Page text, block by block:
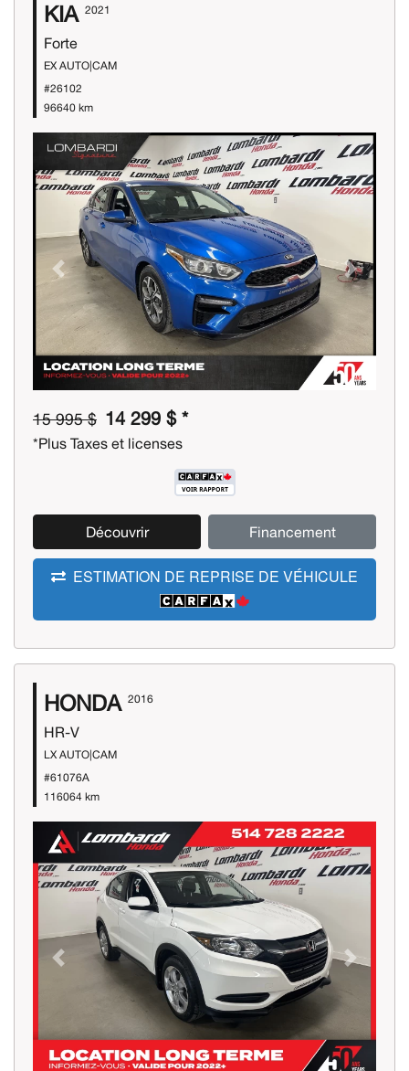
KIA 2021
Forte
EX AUTO|CAM
#26102
96640 km
Previous Next
15 995 $ 14 299 $ *
*Plus Taxes et licenses
Découvrir Financement
ESTIMATION DE REPRISE DE VÉHICULE
HONDA 2016
HR-V
LX AUTO|CAM
#61076A
116064 km
Previous Next